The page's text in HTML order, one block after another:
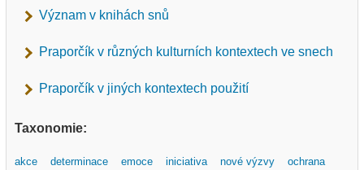
Význam v knihách snů
Praporčík v různých kulturních kontextech ve snech
Praporčík v jiných kontextech použití
Taxonomie:
akce determinace emoce iniciativa nové výzvy
ochrana